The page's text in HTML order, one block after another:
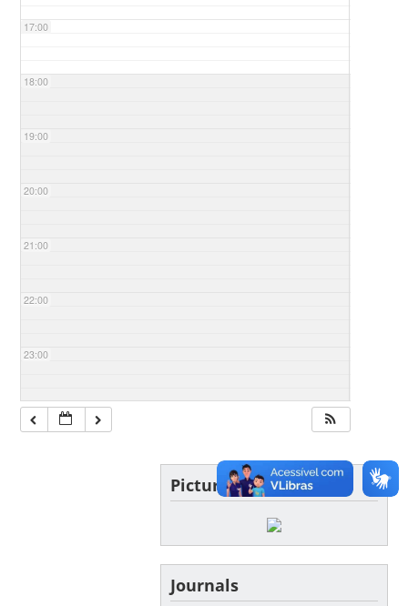
17:00
18:00
19:00
20:00
21:00
22:00
23:00
Picture of the day
Journals